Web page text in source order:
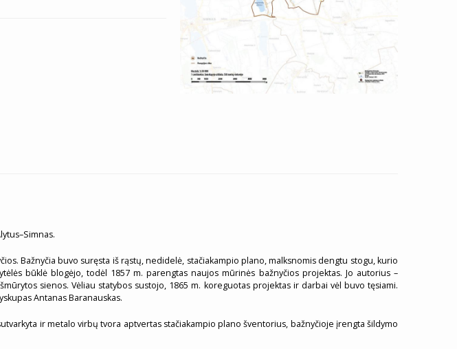
Bažnyčia buvo suręsta iš rąstų, nedidelė, stačiakampio plano, malksnomis dengtu stogu, kurio
būklė blogėjo, todėl 1857 m. parengtas naujos mūrinės bažnyčios projektas. Jo autorius –
sienos. Vėliau statybos sustojo, 1865 m. koreguotas projektas ir darbai vėl buvo tęsiami.
Antanas Baranauskas.
ir metalo virbų tvora aptvertas stačiakampio plano šventorius, bažnyčioje įrengta šildymo